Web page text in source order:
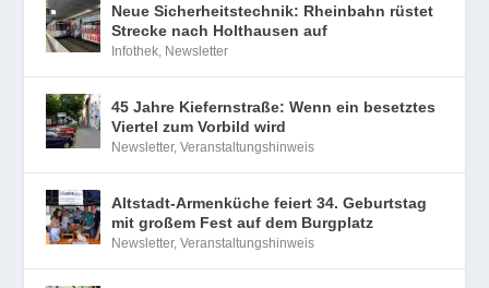
Neue Sicherheitstechnik: Rheinbahn rüstet
Strecke nach Holthausen auf
Infothek Newsletter
45 Jahre Kiefernstraße: Wenn ein besetztes
Viertel zum Vorbild wird
Newsletter,Veranstaltungshinweis
Altstadt-Armenküche feiert 34. Geburtstag
mit großem Fest auf dem Burgplatz
Newsletter,Veranstaltungshinweis